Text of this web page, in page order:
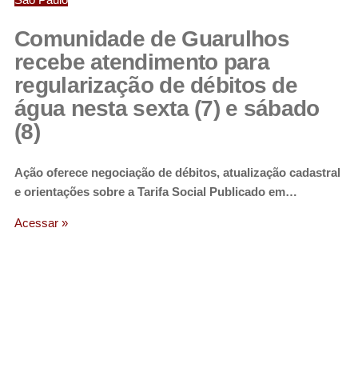
Comunidade de Guarulhos
recebe atendimento para
regularização de débitos de
água nesta sexta (7) e sábado
(8)
Ação oferece negociação de débitos, atualização cadastral
e orientações sobre a Tarifa Social Publicado em…
Acessar »